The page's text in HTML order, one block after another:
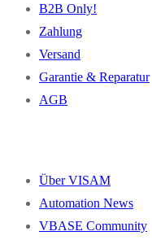
B2B Only!
Zahlung
Versand
Garantie & Reparatur
AGB
Über VISAM
Automation News
VBASE Community